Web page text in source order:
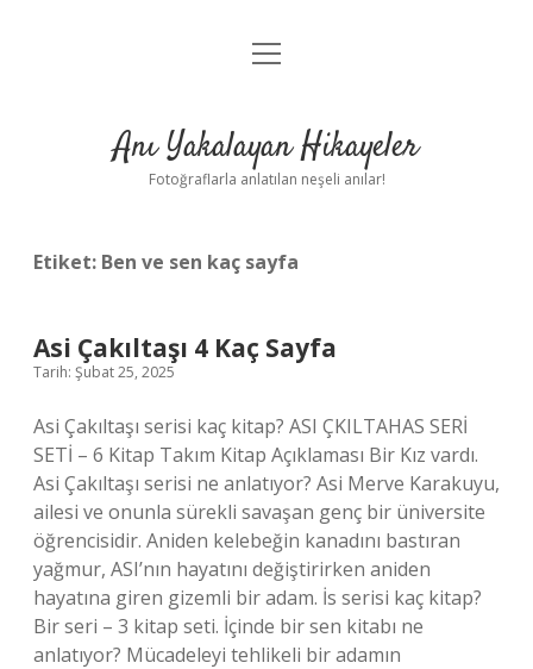
Anasayfa
Yasal Uyarı
menüyü
Anı Yakalayan Hikayeler
Fotoğraflarla anlatılan neşeli anılar!
Etiket: Ben ve sen kaç sayfa
Asi Çakıltaşı 4 Kaç Sayfa
Tarih: Şubat 25, 2025
Asi Çakıltaşı serisi kaç kitap? ASI ÇKILTAHAS SERİ
SETİ – 6 Kitap Takım Kitap Açıklaması Bir Kız vardı.
Asi Çakıltaşı serisi ne anlatıyor? Asi Merve Karakuyu,
ailesi ve onunla sürekli savaşan genç bir üniversite
öğrencisidir. Aniden kelebeğin kanadını bastıran
yağmur, ASI’nın hayatını değiştirirken aniden
hayatına giren gizemli bir adam. İs serisi kaç kitap?
Bir seri – 3 kitap seti. İçinde bir sen kitabı ne
anlatıyor? Mücadeleyi tehlikeli bir adamın